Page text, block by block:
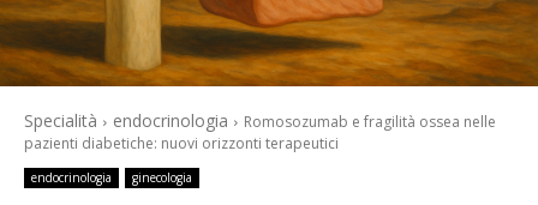
Specialità endocrinologia
Romosozumab e fragilità ossea nelle
pazienti diabetiche: nuovi orizzonti terapeutici
endocrinologia ginecologia